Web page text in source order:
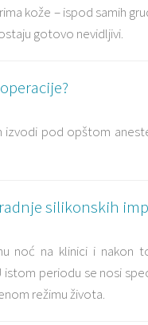
kože – ispod samih
gotovo nevidljivi.
izvodi pod opštom
silikonskih
noć na klinici i nakon
periodu se nosi
režimu života.